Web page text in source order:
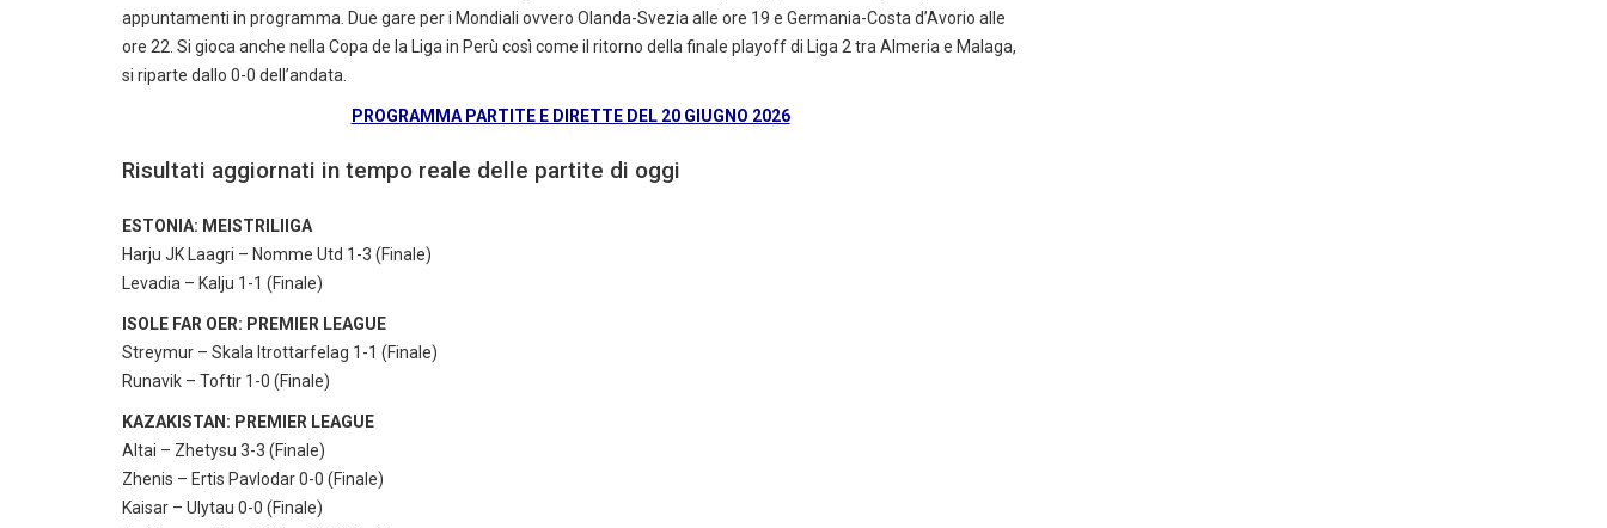
appuntamenti in programma. Due gare per i Mondiali ovvero Olanda-Svezia alle ore 19 e Germania-Costa d’Avorio alle
ore 22. Si gioca anche nella Copa de la Liga in Perù così come il ritorno della finale playoff di Liga 2 tra Almeria e Malaga,
si riparte dallo 0-0 dell’andata.
PROGRAMMA PARTITE E DIRETTE DEL 20 GIUGNO 2026
Risultati aggiornati in tempo reale delle partite di oggi
ESTONIA: MEISTRILIIGA
Harju JK Laagri – Nomme Utd 1-3 (Finale)
Levadia – Kalju 1-1 (Finale)
ISOLE FAR OER: PREMIER LEAGUE
Streymur – Skala Itrottarfelag 1-1 (Finale)
Runavik – Toftir 1-0 (Finale)
KAZAKISTAN: PREMIER LEAGUE
Altai – Zhetysu 3-3 (Finale)
Zhenis – Ertis Pavlodar 0-0 (Finale)
Kaisar – Ulytau 0-0 (Finale)